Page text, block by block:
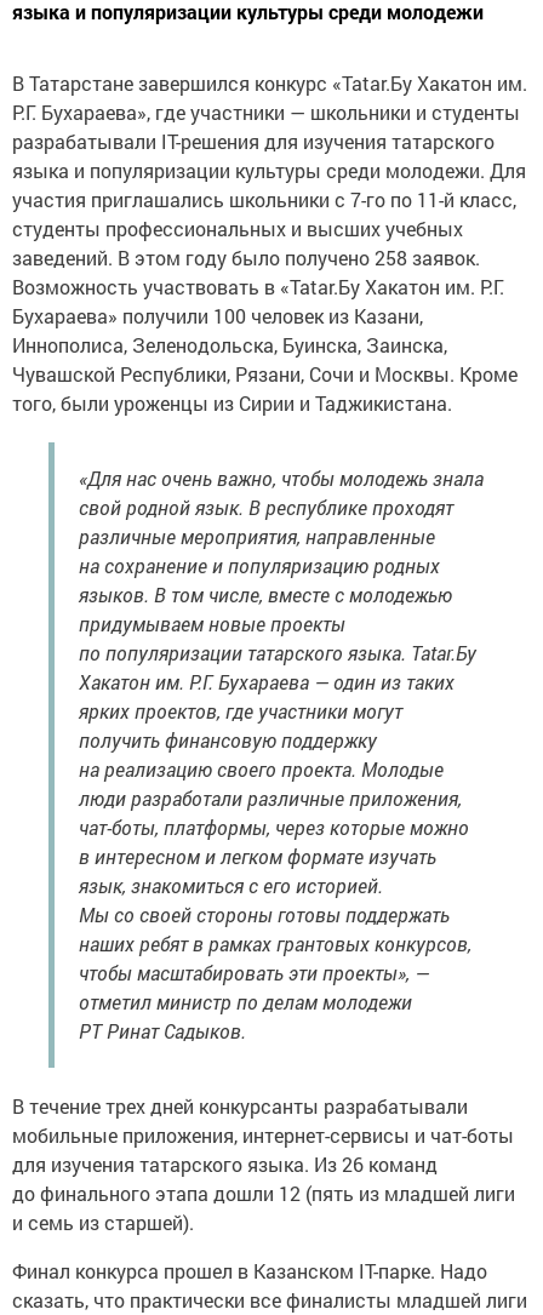
языка и популяризации культуры среди молодежи
В Татарстане завершился конкурс «Tatar.Бу Хакатон им.
Р.Г. Бухараева», где участники — школьники и студенты
разрабатывали IT-решения для изучения татарского
языка и популяризации культуры среди молодежи. Для
участия приглашались школьники с 7-го по 11-й класс,
студенты профессиональных и высших учебных
заведений. В этом году было получено 258 заявок.
Возможность участвовать в «Tatar.Бу Хакатон им. Р.Г.
Бухараева» получили 100 человек из Казани,
Иннополиса, Зеленодольска, Буинска, Заинска,
Чувашской Республики, Рязани, Сочи и Москвы. Кроме
того, были уроженцы из Сирии и Таджикистана.
«Для нас очень важно, чтобы молодежь знала
свой родной язык. В республике проходят
различные мероприятия, направленные
на сохранение и популяризацию родных
языков. В том числе, вместе с молодежью
придумываем новые проекты
по популяризации татарского языка. Tatar.Бу
Хакатон им. Р.Г. Бухараева — один из таких
ярких проектов, где участники могут
получить финансовую поддержку
на реализацию своего проекта. Молодые
люди разработали различные приложения,
чат-боты, платформы, через которые можно
в интересном и легком формате изучать
язык, знакомиться с его историей.
Мы со своей стороны готовы поддержать
наших ребят в рамках грантовых конкурсов,
чтобы масштабировать эти проекты», —
отметил министр по делам молодежи
РТ Ринат Садыков.
В течение трех дней конкурсанты разрабатывали
мобильные приложения, интернет-сервисы и чат-боты
для изучения татарского языка. Из 26 команд
до финального этапа дошли 12 (пять из младшей лиги
и семь из старшей).
Финал конкурса прошел в Казанском IТ-парке. Надо
сказать, что практически все финалисты младшей лиги